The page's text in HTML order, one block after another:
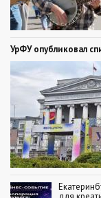
УрФУ опубликовал